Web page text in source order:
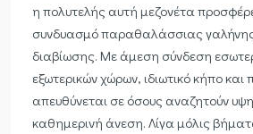
η πολυτελής αυτή μεζονέτα
συνδυασμό παραθαλάσσιας
διαβίωσης. Με άμεση σύνδεση
εξωτερικών χώρων, ιδιωτικό κήπο και
απευθύνεται σε όσους αναζητούν
καθημερινή άνεση. Λίγα μόλις